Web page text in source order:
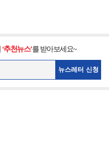
‘추천뉴스’를 받아보세요~
뉴스레터 신청